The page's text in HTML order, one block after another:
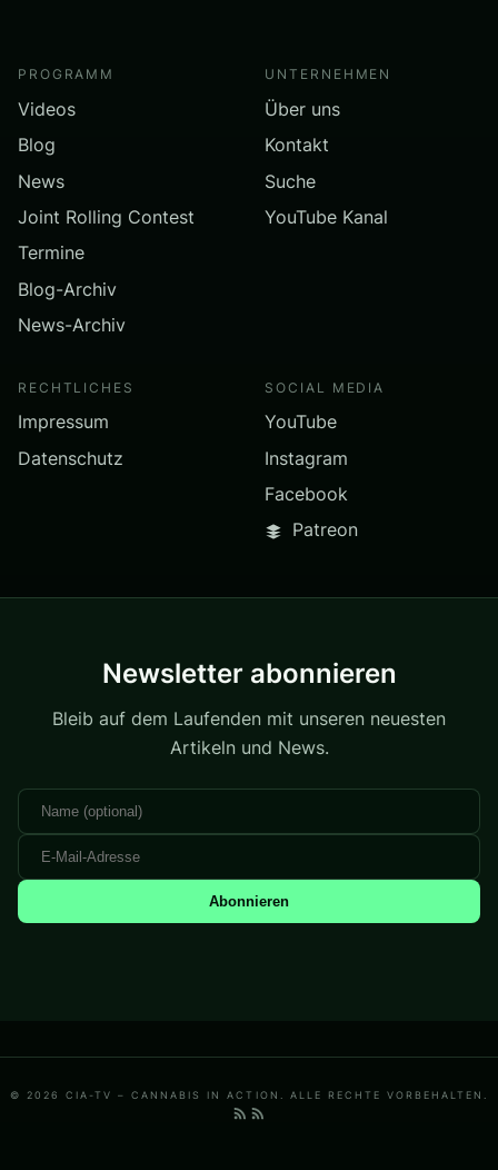
PROGRAMM
Videos
Blog
News
Joint Rolling Contest
Termine
Blog-Archiv
News-Archiv
UNTERNEHMEN
Über uns
Kontakt
Suche
YouTube Kanal
RECHTLICHES
Impressum
Datenschutz
SOCIAL MEDIA
YouTube
Instagram
Facebook
Patreon
Newsletter abonnieren
Bleib auf dem Laufenden mit unseren neuesten
Artikeln und News.
Abonnieren
© 2026 CIA-TV – CANNABIS IN ACTION. ALLE RECHTE VORBEHALTEN.